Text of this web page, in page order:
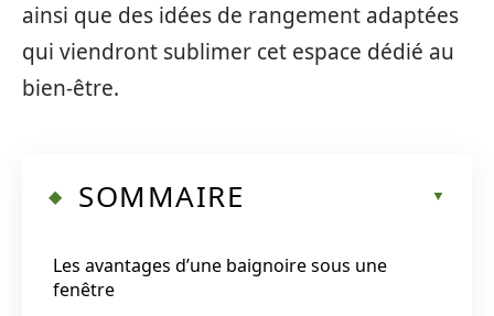
ainsi que des idées de rangement adaptées
qui viendront sublimer cet espace dédié au
bien-être.
SOMMAIRE
Les avantages d’une baignoire sous une
fenêtre